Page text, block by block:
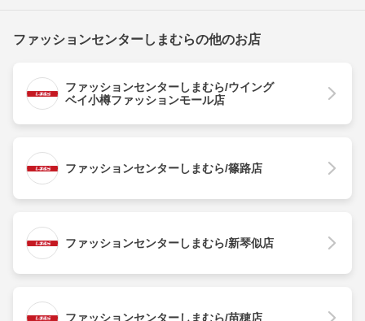
ファッションセンターしまむらの他のお店
ファッションセンターしまむら/ウイング
ベイ小樽ファッションモール店
ファッションセンターしまむら/篠路店
ファッションセンターしまむら/新琴似店
ファッションセンターしまむら/苗穂店